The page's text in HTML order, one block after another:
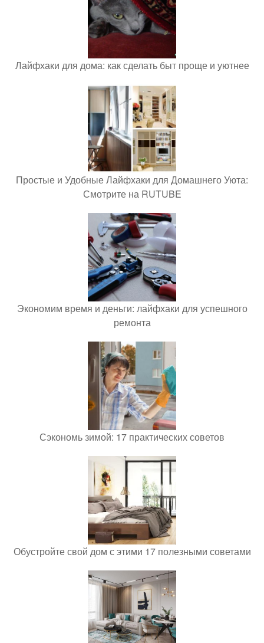
Лайфхаки для дома: как сделать быт проще и уютнее
Простые и Удобные Лайфхаки для Домашнего Уюта:
Смотрите на RUTUBE
Экономим время и деньги: лайфхаки для успешного
ремонта
Сэкономь зимой: 17 практических советов
Обустройте свой дом с этими 17 полезными советами